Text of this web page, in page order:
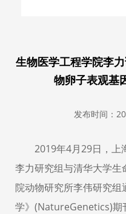
生物医学工程学院李
物卵子表观基
发布时间：
2019年4月29日，上
李力研究组与清华大学
院动物研究所李伟研究
学》(NatureGenetics)期